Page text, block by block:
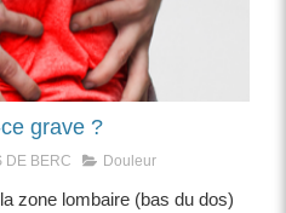
grave ?
DE BERC Douleur
zone lombaire (bas du dos)